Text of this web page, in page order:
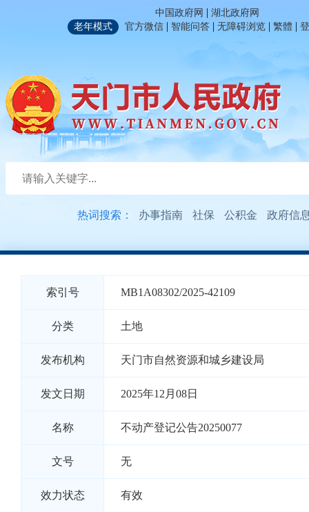
中国政府网 | 湖北政府网
老年模式
官方微信 | 智能问答 | 无障碍浏览 | 繁體 |
热词搜索： 办事指南 社保 公积金 政府信
索引号 MB1A08302/2025-42109
分类 土地
发布机构 天门市自然资源和城乡建设局
发文日期 2025年12月08日
名称 不动产登记公告20250077
文号 无
效力状态 有效